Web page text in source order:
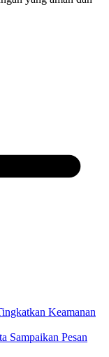
Keamanan
Sampaikan Pesan